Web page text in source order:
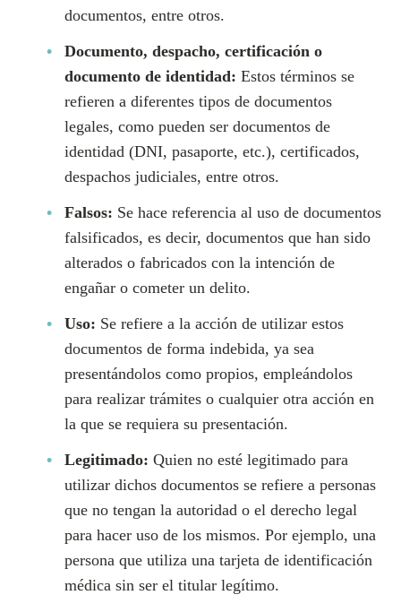
documentos, entre otros.
Documento, despacho, certificación o
documento de identidad: Estos términos se
refieren a diferentes tipos de documentos
legales, como pueden ser documentos de
identidad (DNI, pasaporte, etc.), certificados,
despachos judiciales, entre otros.
Falsos: Se hace referencia al uso de documentos
falsificados, es decir, documentos que han sido
alterados o fabricados con la intención de
engañar o cometer un delito.
Uso: Se refiere a la acción de utilizar estos
documentos de forma indebida, ya sea
presentándolos como propios, empleándolos
para realizar trámites o cualquier otra acción en
la que se requiera su presentación.
Legitimado: Quien no esté legitimado para
utilizar dichos documentos se refiere a personas
que no tengan la autoridad o el derecho legal
para hacer uso de los mismos. Por ejemplo, una
persona que utiliza una tarjeta de identificación
médica sin ser el titular legítimo.